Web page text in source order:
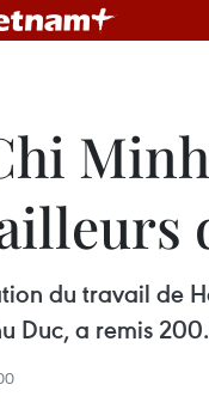
du travail de
Duc, a remis